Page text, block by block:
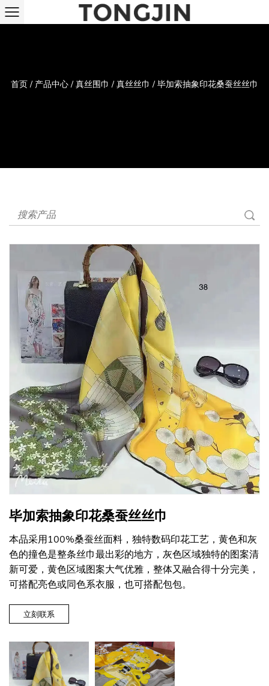
首页/ 产品中心/ 真丝围巾 / 真丝丝巾 / 毕加索抽象印花桑蚕丝丝巾
毕加索抽象印花桑蚕丝丝巾
本品采用100%桑蚕丝面料，独特数码印花工艺，黄色和灰
色的撞色是整条丝巾最出彩的地方，灰色区域独特的图案清
新可爱，黄色区域图案大气优雅，整体又融合得十分完美，
可搭配亮色或同色系衣服，也可搭配包包。
立刻联系